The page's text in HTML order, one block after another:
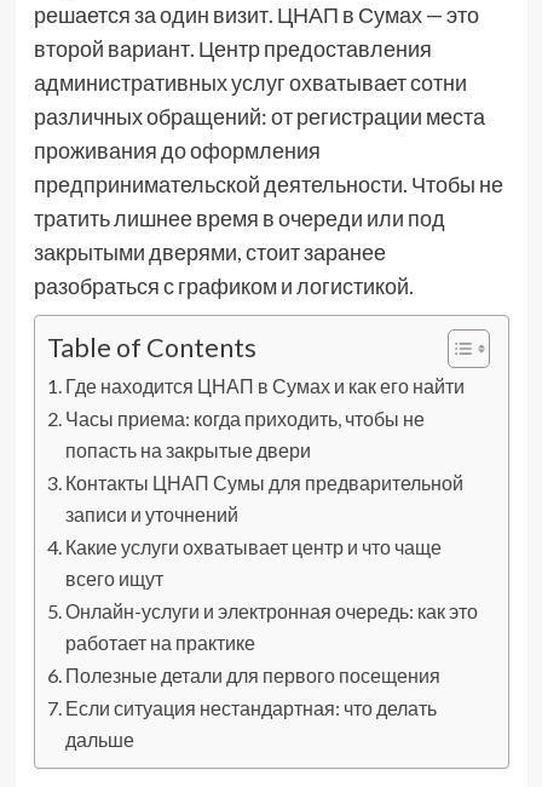
решается за один визит. ЦНАП в Сумах — это
второй вариант. Центр предоставления
административных услуг охватывает сотни
различных обращений: от регистрации места
проживания до оформления
предпринимательской деятельности. Чтобы не
тратить лишнее время в очереди или под
закрытыми дверями, стоит заранее
разобраться с графиком и логистикой.
Table of Contents
Где находится ЦНАП в Сумах и как его найти
Часы приема: когда приходить, чтобы не
попасть на закрытые двери
Контакты ЦНАП Сумы для предварительной
записи и уточнений
Какие услуги охватывает центр и что чаще
всего ищут
Онлайн-услуги и электронная очередь: как это
работает на практике
Полезные детали для первого посещения
Если ситуация нестандартная: что делать
дальше